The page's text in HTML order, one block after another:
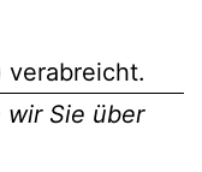
verabreicht.
Sie über